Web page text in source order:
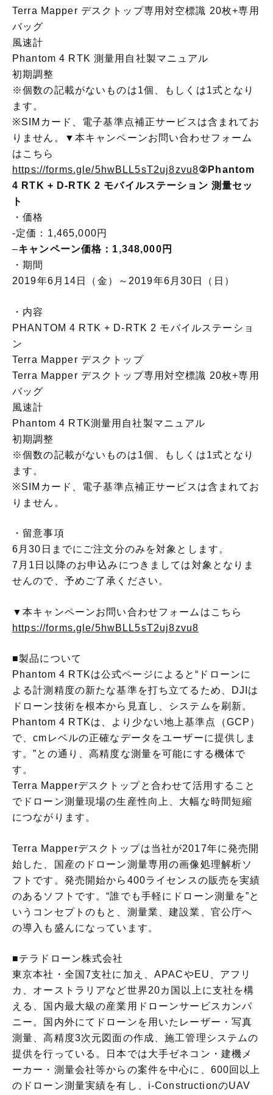
Terra Mapper デスクトップ専用対空標識 20枚+専用
バッグ
風速計
Phantom 4 RTK 測量用自社製マニュアル
初期調整
※個数の記載がないものは1個、もしくは1式となり
ます。
※SIMカード、電子基準点補正サービスは含まれてお
りません。▼本キャンペーンお問い合わせフォーム
はこちら
https://forms.gle/5hwBLL5sT2uj8zvu8②Phantom
4 RTK + D-RTK 2 モバイルステーション 測量セッ
ト
・価格
-定価：1,465,000円
–キャンペーン価格：1,348,000円
・期間
2019年6月14日（金）～2019年6月30日（日）
・内容
PHANTOM 4 RTK + D-RTK 2 モバイルステーショ
ン
Terra Mapper デスクトップ
Terra Mapper デスクトップ専用対空標識 20枚+専用
バッグ
風速計
Phantom 4 RTK測量用自社製マニュアル
初期調整
※個数の記載がないものは1個、もしくは1式となり
ます。
※SIMカード、電子基準点補正サービスは含まれてお
りません。
・留意事項
6月30日までにご注文分のみを対象とします。
7月1日以降のお申込みにつきましては対象となりま
せんので、予めご了承ください。
▼本キャンペーンお問い合わせフォームはこちら
https://forms.gle/5hwBLL5sT2uj8zvu8
■製品について
Phantom 4 RTKは公式ページによると“ドローンに
よる計測精度の新たな基準を打ち立てるため、DJIは
ドローン技術を根本から見直し、システムを刷新。
Phantom 4 RTKは、より少ない地上基準点（GCP）
で、cmレベルの正確なデータをユーザーに提供しま
す。”との通り、高精度な測量を可能にする機体で
す。
Terra Mapperデスクトップと合わせて活用すること
でドローン測量現場の生産性向上、大幅な時間短縮
につながります。
Terra Mapperデスクトップは当社が2017年に発売開
始した、国産のドローン測量専用の画像処理解析ソ
フトです。発売開始から400ライセンスの販売を実績
のあるソフトです。“誰でも手軽にドローン測量を”と
いうコンセプトのもと、測量業、建設業、官公庁へ
の導入も盛んになっています。
■テラドローン株式会社
東京本社・全国7支社に加え、APACやEU、アフリ
カ、オーストラリアなど世界20カ国以上に支社を構
える、国内最大級の産業用ドローンサービスカンパ
ニー。国内外にてドローンを用いたレーザー・写真
測量、高精度3次元図面の作成、施工管理システムの
提供を行っている。日本では大手ゼネコン・建機メ
ーカー・測量会社等からの案件を中心に、600回以上
のドローン測量実績を有し、i-ConstructionのUAV